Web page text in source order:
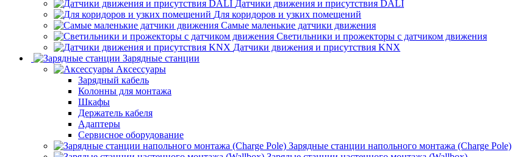
Датчики движения и присутствия DALI
Для коридоров и узких помещений
Самые маленькие датчики движения
Светильники и прожекторы с датчиком движения
Датчики движения и присутствия KNX
Зарядные станции
Аксессуары
Зарядный кабель
Колонны для монтажа
Шкафы
Держатель кабеля
Адаптеры
Сервисное оборудование
Зарядные станции напольного монтажа (Charge Pole)